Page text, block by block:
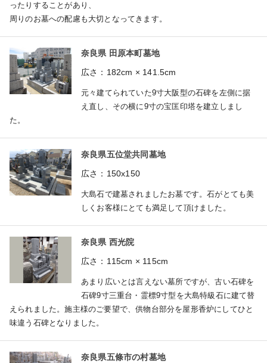
ったりすることがあり、
周りのお墓への配慮も大切となってきます。
奈良県 田原本町墓地
広さ：182cm × 141.5cm
元々建てられていた9寸大阪型の石碑を左側に据
え直し、その横に9寸の宝匡印塔を建立しまし
た。
奈良県五位堂共同墓地
広さ：150x150
大島石で建墓されましたお墓です。石がとても美
しくお客様にとても満足して頂けました。
奈良県 西光院
広さ：115cm × 115cm
あまり広いとは言えない墓所ですが、古い石碑を
石碑9寸三重台・霊標9寸型を大島特級石に建て替
えられました。施主様のご要望で、供物台部分を屋形香炉にしてひと
味違う石碑となりました。
奈良県五條市の村墓地